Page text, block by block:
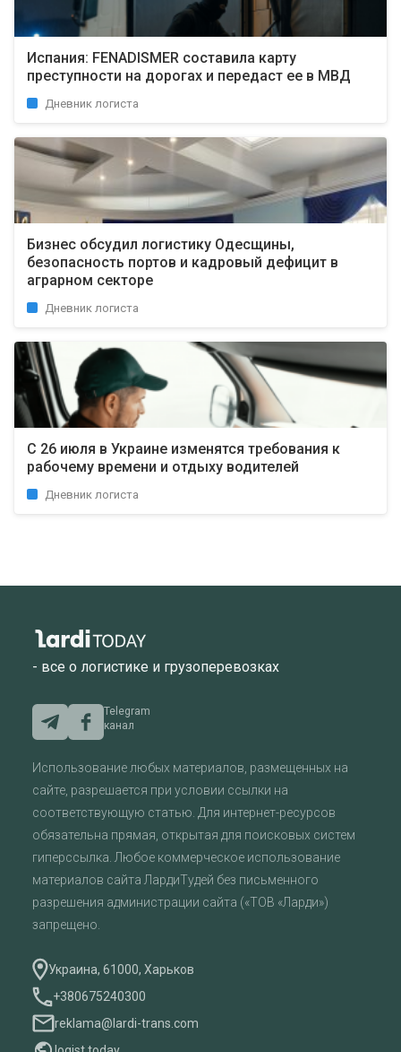
Испания: FENADISMER составила карту
преступности на дорогах и передаст ее в МВД
Дневник логиста
Бизнес обсудил логистику Одесщины,
безопасность портов и кадровый дефицит в
аграрном секторе
Дневник логиста
С 26 июля в Украине изменятся требования к
рабочему времени и отдыху водителей
Дневник логиста
- все о логистике и грузоперевозках
Telegram
канал
Использование любых материалов, размещенных на
сайте, разрешается при условии ссылки на
соответствующую статью. Для интернет-ресурсов
обязательна прямая, открытая для поисковых систем
гиперссылка. Любое коммерческое использование
материалов сайта ЛардиТудей без письменного
разрешения администрации сайта («ТОВ «Ларди»)
запрещено.
Украина, 61000, Харьков
+380675240300
reklama@lardi-trans.com